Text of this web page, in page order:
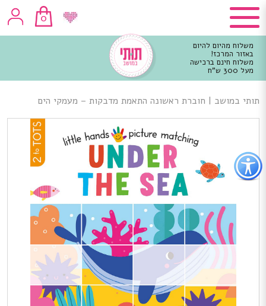
כפתור
לפתיחת
תפריט
נגישות
0
משלוח מהיום להיום
באזור המרכז!
משלוח חינם ברכישה
מעל 300 ש"ח
מרכזי
תותי במושב | חוברת ראשונה התאמת מדבקות – מעמקי הים